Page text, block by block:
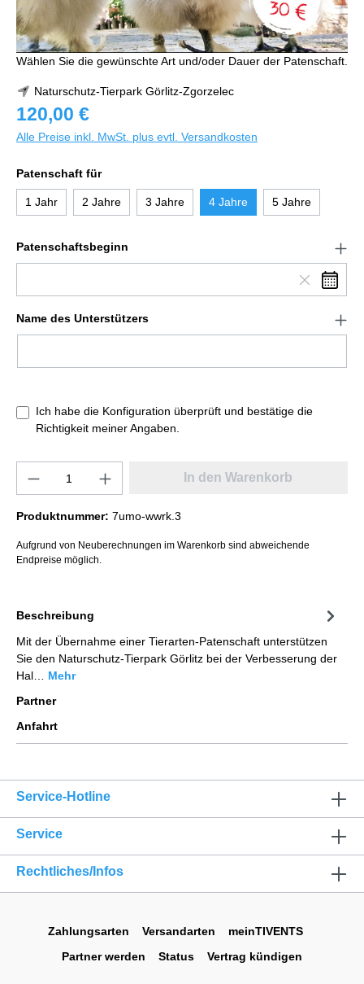
Wählen Sie die gewünschte Art und/oder Dauer der Patenschaft.
Naturschutz-Tierpark Görlitz-Zgorzelec
120,00 €
Alle Preise inkl. MwSt. plus evtl. Versandkosten
Patenschaft für
1 Jahr 2 Jahre 3 Jahre 4 Jahre 5 Jahre
Patenschaftsbeginn
Name des Unterstützers
Ich habe die Konfiguration überprüft und bestätige die
Richtigkeit meiner Angaben.
In den Warenkorb
Produktnummer: 7umo-wwrk.3
Aufgrund von Neuberechnungen im Warenkorb sind abweichende
Endpreise möglich.
Beschreibung
Mit der Übernahme einer Tierarten-Patenschaft unterstützen
Sie den Naturschutz-Tierpark Görlitz bei der Verbesserung der
Hal… Mehr
Partner
Anfahrt
Service-Hotline
Service
Rechtliches/Infos
Zahlungsarten Versandarten
meinTIVENTS
Partner werden
Status Vertrag kündigen